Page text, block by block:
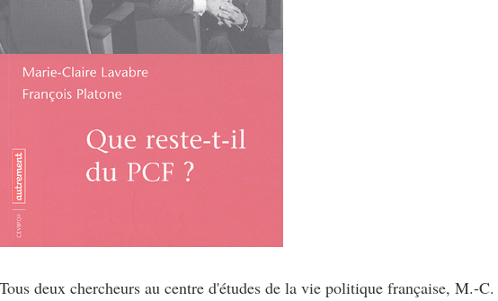
Tous deux chercheurs au centre d'études de la vie politique française, M.-C.